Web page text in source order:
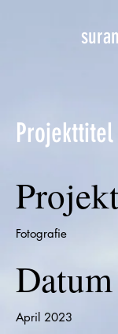
Projekttitel
Fotografie
Datum
April 2023